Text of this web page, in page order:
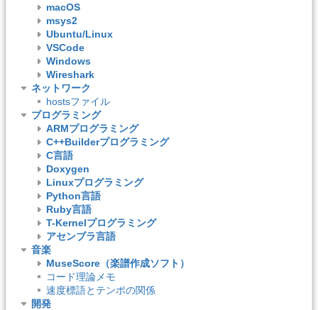
macOS
msys2
Ubuntu/Linux
VSCode
Windows
Wireshark
ネットワーク
hostsファイル
プログラミング
ARMプログラミング
C++Builderプログラミング
C言語
Doxygen
Linuxプログラミング
Python言語
Ruby言語
T-Kernelプログラミング
アセンブラ言語
音楽
MuseScore（楽譜作成ソフト）
コード理論メモ
速度標語とテンポの関係
開発